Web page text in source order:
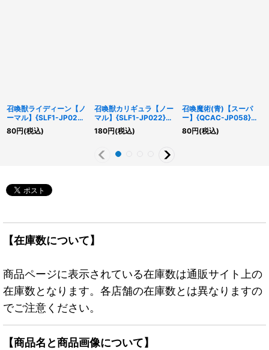
召喚獣ライディーン【ノ
ーマル】{SLF1-JP023}
《融合》
80円(税込)
召喚獣カリギュラ【ノー
マル】{SLF1-JP022}
《融合》
180円(税込)
召喚魔術(青)【スーパ
ー】{QCAC-JP058}
《魔法》
80円(税込)
【在庫数について】
商品ページに表示されている在庫数は通販サイト上の
在庫数となります。各店舗の在庫数とは異なりますの
でご注意ください。
【商品名と商品画像について】